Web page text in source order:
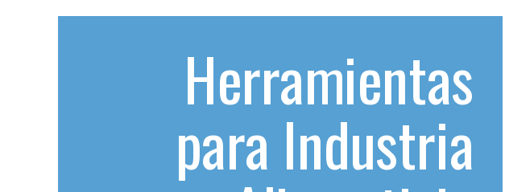
Herramientas
para Industria